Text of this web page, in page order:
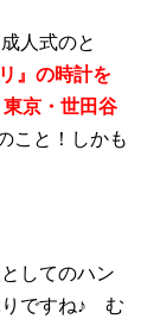
人式のと
』の時計を
東京・世田谷
こと！しかも
してのハン
りですね♪ む